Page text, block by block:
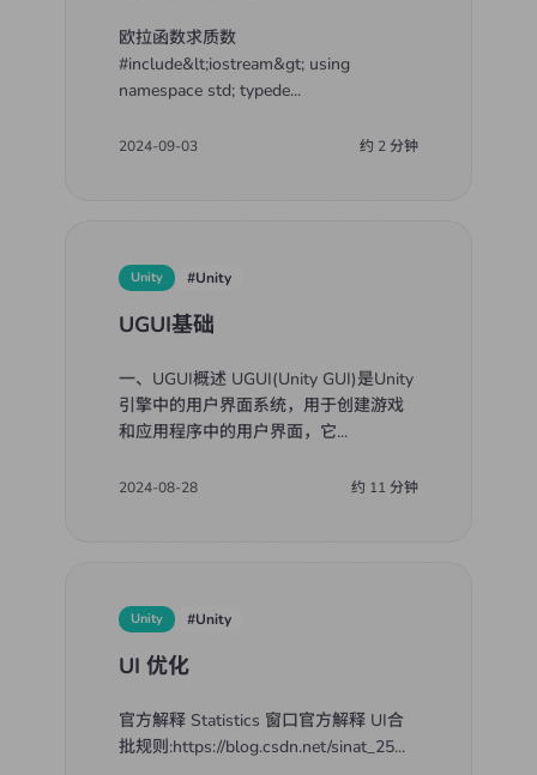
欧拉函数求质数
#include&lt;iostream&gt; using
namespace std; typede...
2024-09-03 约 2分钟
Unity #Unity
UGUI基础
一、UGUI概述 UGUI(Unity GUI)是Unity
引擎中的用户界面系统，用于创建游戏
和应用程序中的用户界面，它...
2024-08-28 约 11分钟
Unity #Unity
UI 优化
官方解释 Statistics 窗口官方解释 UI合
批规则:https://blog.csdn.net/sinat_25...